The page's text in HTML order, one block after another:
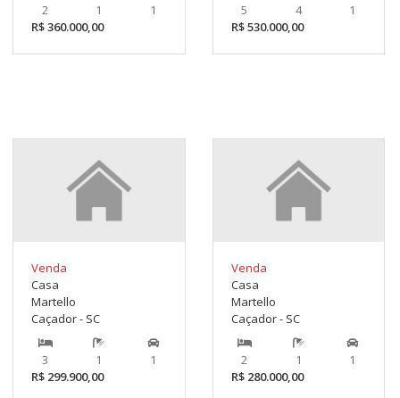
2 1
1
R$ 360.000,00
5 4
1
R$ 530.000,00
Venda
Casa
Martello
Caçador - SC
3 1
1
R$ 299.900,00
Venda
Casa
Martello
Caçador - SC
2 1
1
R$ 280.000,00